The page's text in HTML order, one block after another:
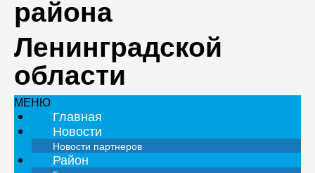
района
Ленинградской
области
МЕНЮ
Главная
Новости
Новости партнеров
Район